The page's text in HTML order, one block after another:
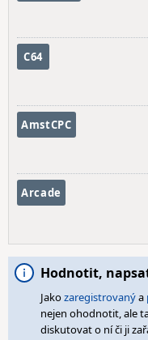
C64
AmstCPC
Arcade
Hodnotit,
Jakozaregistrovanýa
nejen ohodnotit, ale
diskutovat o ní či ji